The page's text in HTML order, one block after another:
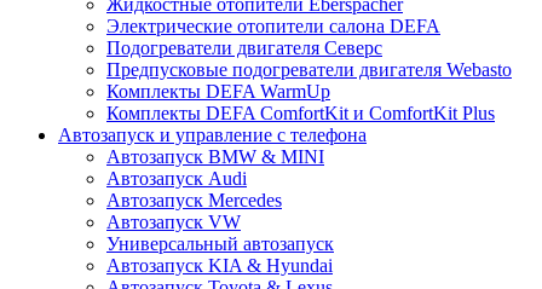
Жидкостные отопители Eberspacher
Электрические отопители салона DEFA
Подогреватели двигателя Северс
Предпусковые подогреватели двигателя Webasto
Комплекты DEFA WarmUp
Комплекты DEFA ComfortKit и ComfortKit Plus
Автозапуск и управление с телефона
Автозапуск BMW & MINI
Автозапуск Audi
Автозапуск Mercedes
Автозапуск VW
Универсальный автозапуск
Автозапуск KIA & Hyundai